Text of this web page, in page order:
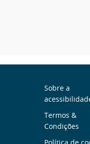
Menu
rodapé
Sobre a
Termos &
Condições